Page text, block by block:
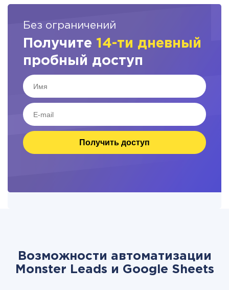
Без ограничений
Получите 14-ти дневный
пробный доступ
Получить доступ
Возможности автоматизации
Monster Leads и Google Sheets